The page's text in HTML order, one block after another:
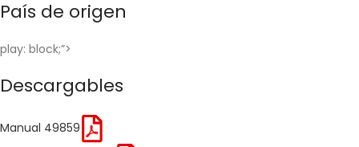
País de origen
play: block;”>
Descargables
Manual 49859